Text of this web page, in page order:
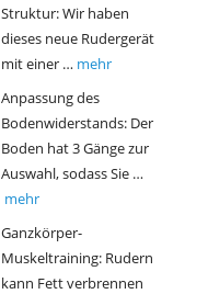
Struktur: Wir haben
dieses neue Rudergerät
mit einer … mehr
Anpassung des
Bodenwiderstands: Der
Boden hat 3 Gänge zur
Auswahl, sodass Sie …
mehr
Ganzkörper-
Muskeltraining: Rudern
kann Fett verbrennen